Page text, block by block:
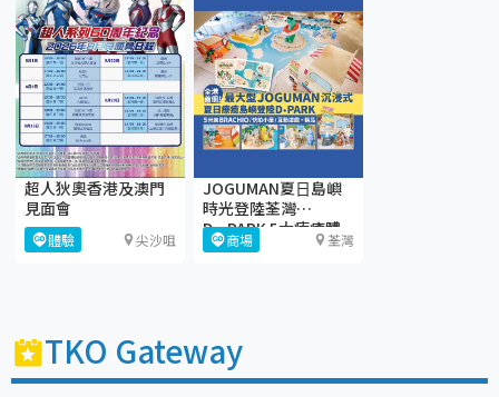
超人狄奧香港及澳門
見面會
體驗 尖沙咀
JOGUMAN夏⽇島嶼
時光登陸荃灣
D·PARK 5大療癒體
驗區+期間限定店
商場 荃灣
TKO Gateway